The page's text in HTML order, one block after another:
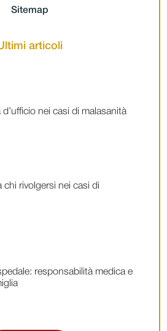
Sitemap
articoli
nei casi di malasanità
chi rivolgersi nei casi di
responsabilità medica e